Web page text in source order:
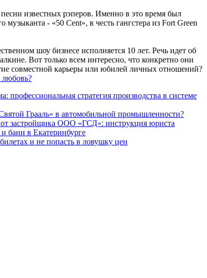
известных рэперов. Именно в это время был
- «50 Cent», в честь гангстера из Fort Green
шоу бизнесе исполняется 10 лет. Речь идет об
Вот только всем интересно, что конкретно они
совместной карьеры или юбилей личных отношений?
любовь?
стратегия производства в системе
Грааль» в автомобильной промышленности?
от застройщика ООО «ГСД»: инструкция юриста
в Екатеринбурге
и не попасть в ловушку цен